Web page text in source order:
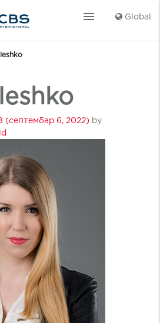
menu Global
(септембар 6, 2022) by